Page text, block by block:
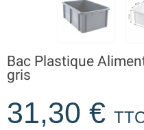
Bac Plastique
gris
31,30 €